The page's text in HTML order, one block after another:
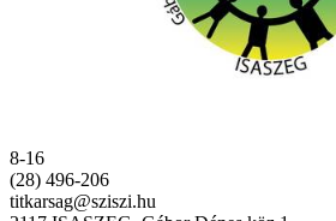
8-16
(28) 496-206
titkarsag@sziszi.hu